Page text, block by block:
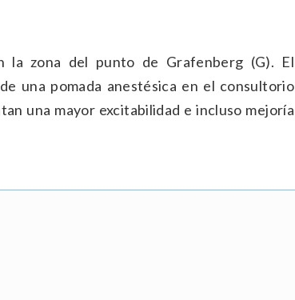
la zona del punto de Grafenberg (G). El
una pomada anestésica en el consultorio
una mayor excitabilidad e incluso mejoría